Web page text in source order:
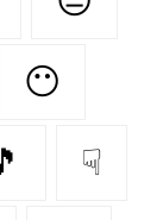
😶
☟